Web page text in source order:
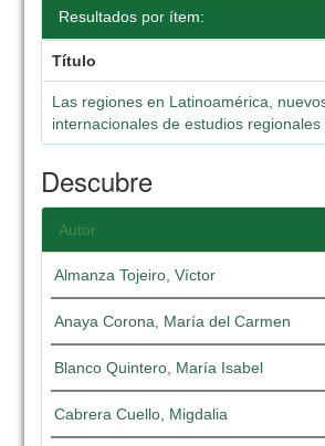
Resultados por ítem:
Título
Las regiones en Latinoamérica,
internacionales de estudios regionales
Descubre
Autor
Almanza Tojeiro, Víctor
Anaya Corona, María del Carmen
Blanco Quintero, María Isabel
Cabrera Cuello, Migdalia